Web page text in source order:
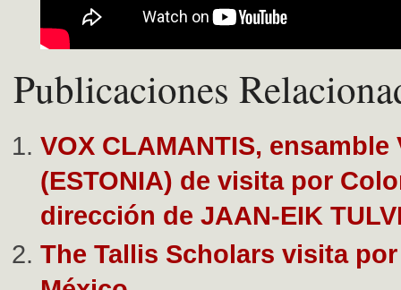
Publicaciones
VOX CLAMANTIS, ensamble
(ESTONIA) de visita por
dirección de JAAN-EIK
The Tallis Scholars visita